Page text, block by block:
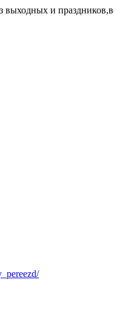
выходных и